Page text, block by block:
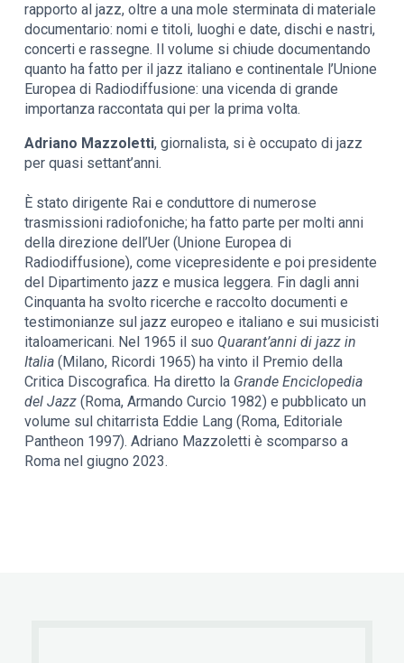
rapporto al jazz, oltre a una mole sterminata di materiale
documentario: nomi e titoli, luoghi e date, dischi e nastri,
concerti e rassegne. Il volume si chiude documentando
quanto ha fatto per il jazz italiano e continentale l’Unione
Europea di Radiodiffusione: una vicenda di grande
importanza raccontata qui per la prima volta.
Adriano Mazzoletti, giornalista, si è occupato di jazz
per quasi settant’anni.
È stato dirigente Rai e conduttore di numerose
trasmissioni radiofoniche; ha fatto parte per molti anni
della direzione dell’Uer (Unione Europea di
Radiodiffusione), come vicepresidente e poi presidente
del Dipartimento jazz e musica leggera. Fin dagli anni
Cinquanta ha svolto ricerche e raccolto documenti e
testimonianze sul jazz europeo e italiano e sui musicisti
italoamericani. Nel 1965 il suo Quarant’anni di jazz in
Italia (Milano, Ricordi 1965) ha vinto il Premio della
Critica Discografica. Ha diretto la Grande Enciclopedia
del Jazz (Roma, Armando Curcio 1982) e pubblicato un
volume sul chitarrista Eddie Lang (Roma, Editoriale
Pantheon 1997). Adriano Mazzoletti è scomparso a
Roma nel giugno 2023.